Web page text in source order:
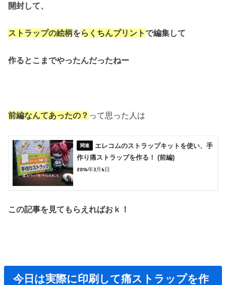
開封して、
ストラップの絵柄をらくちんプリントで編集して
作るとこまでやったんだったねー
前編なんてあったの？ って思った人は
エレコムのストラップキットを使い、手
作り痛ストラップを作る！ (前編)
2016年3月6日
この記事を見てもらえればおｋ！
今日は実際に印刷して痛ストラップを作